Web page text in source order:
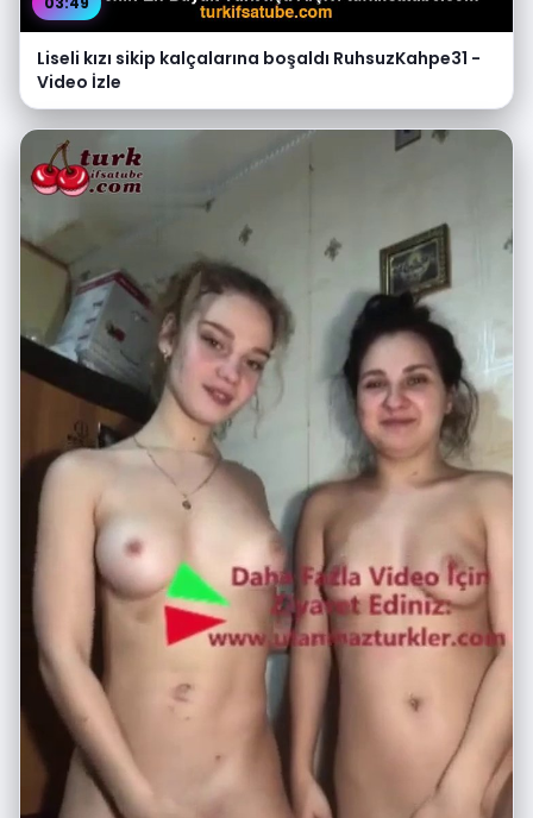
Liseli kızı sikip kalçalarına boşaldı RuhsuzKahpe31 -
Video İzle